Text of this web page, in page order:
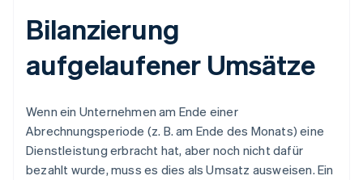
Bilanzierung
aufgelaufener Umsätze
Wenn ein Unternehmen am Ende einer
Abrechnungsperiode (z. B. am Ende des Monats) eine
Dienstleistung erbracht hat, aber noch nicht dafür
bezahlt wurde, muss es dies als Umsatz ausweisen. Ein